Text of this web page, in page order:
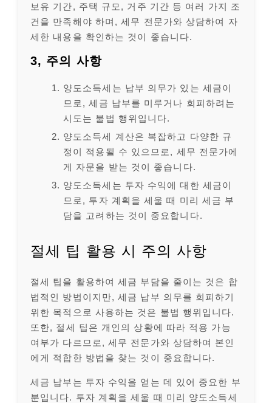
보유 기간, 주택 규모, 거주 기간 등 여러 가지 조
건을 만족해야 하며, 세무 전문가와 상담하여 자
세한 내용을 확인하는 것이 좋습니다.
3, 주의 사항
양도소득세는 납부 의무가 있는 세금이
므로, 세금 납부를 미루거나 회피하려는
시도는 불법 행위입니다.
양도소득세 계산은 복잡하고 다양한 규
정이 적용될 수 있으므로, 세무 전문가에
게 자문을 받는 것이 좋습니다.
양도소득세는 투자 수익에 대한 세금이
므로, 투자 계획을 세울 때 미리 세금 부
담을 고려하는 것이 중요합니다.
절세 팁 활용 시 주의 사항
절세 팁을 활용하여 세금 부담을 줄이는 것은 합
법적인 방법이지만, 세금 납부 의무를 회피하기
위한 목적으로 사용하는 것은 불법 행위입니다.
또한, 절세 팁은 개인의 상황에 따라 적용 가능
여부가 다르므로, 세무 전문가와 상담하여 본인
에게 적합한 방법을 찾는 것이 중요합니다.
세금 납부는 투자 수익을 얻는 데 있어 중요한 부
분입니다. 투자 계획을 세울 때 미리 양도소득세